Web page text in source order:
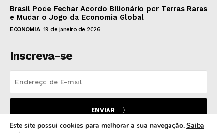
Brasil Pode Fechar Acordo Bilionário por Terras Raras
e Mudar o Jogo da Economia Global
ECONOMIA 19 de janeiro de 2026
Inscreva-se
ENVIAR
Este site possui cookies para melhorar a sua navegação. Saiba